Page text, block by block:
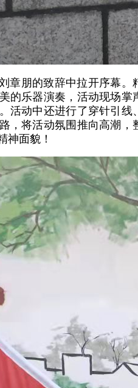
章朋的致辞中拉开序幕。
的乐器演奏，活动现场掌
活动中还进行了穿针引线
，将活动氛围推向高潮，
神面貌！